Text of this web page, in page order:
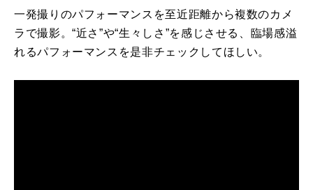
一発撮りのパフォーマンスを至近距離から複数のカメ
ラで撮影。“近さ”や“生々しさ”を感じさせる、臨場感溢
れるパフォーマンスを是非チェックしてほしい。